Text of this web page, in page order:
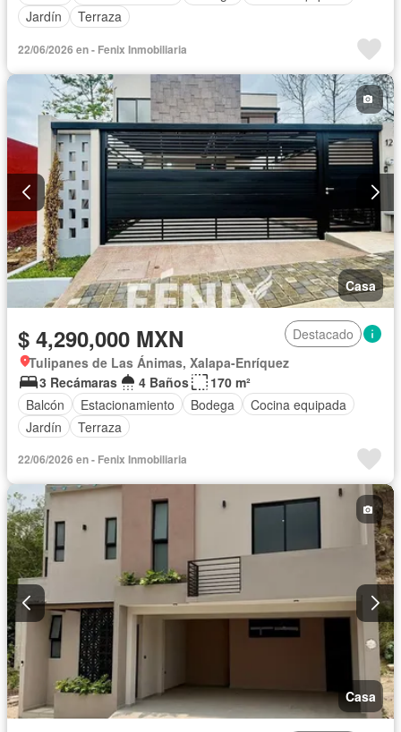
Jardín
Terraza
22/06/2026 en - Fenix Inmobiliaria
Casa
$ 4,290,000 MXN
Destacado
Tulipanes de Las Ánimas, Xalapa-Enríquez
3 Recámaras
4 Baños
170 m²
Balcón
Estacionamiento Bodega
Cocina equipada
Jardín
Terraza
22/06/2026 en - Fenix Inmobiliaria
Casa